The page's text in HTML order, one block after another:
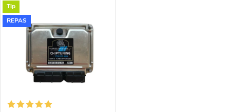
t
t
(pro motory TDi 66-85KW).
Vhodné zejména k
výkonnostním úpravám jako
např. chiptuning. Pro vůz
Volkswagen Golf 1.9TDi 81kW
Tip
REPAS